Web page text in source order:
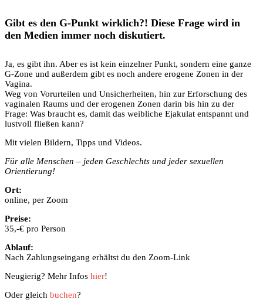
Gibt es den G-Punkt wirklich?! Diese Frage wird in
den Medien immer noch diskutiert.
Ja, es gibt ihn. Aber es ist kein einzelner Punkt, sondern eine ganze
G-Zone und außerdem gibt es noch andere erogene Zonen in der
Vagina.
Weg von Vorurteilen und Unsicherheiten, hin zur Erforschung des
vaginalen Raums und der erogenen Zonen darin bis hin zu der
Frage: Was braucht es, damit das weibliche Ejakulat entspannt und
lustvoll fließen kann?
Mit vielen Bildern, Tipps und Videos.
Für alle Menschen – jeden Geschlechts und jeder sexuellen
Orientierung!
Ort:
online, per Zoom
Preise:
35,-€ pro Person
Ablauf:
Nach Zahlungseingang erhältst du den Zoom-Link
Neugierig? Mehr Infos hier!
Oder gleich buchen?